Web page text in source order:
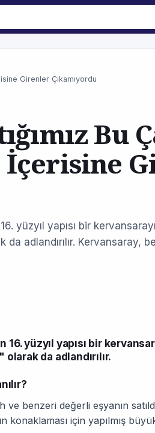
Girenler Çıkamıyordu
Bu
yüzyıl yapısı bir
adlandırılır. Kervansaray,
yüzyıl yapısı bir
da adlandırılır.
benzeri değerli eşyanın
konaklaması için yapılmış